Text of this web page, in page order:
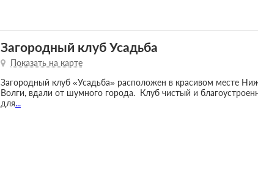
Загородный клуб Усадьба
Показать на карте
Загородный клуб «Усадьба» расположен в красивом месте
Волги, вдали от шумного города. Клуб чистый и
для...